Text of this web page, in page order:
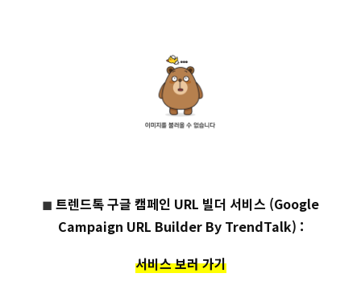
◼︎ 트렌드톡 구글 캠페인 URL 빌더 서비스 (Google
Campaign URL Builder By TrendTalk) :
서비스 보러 가기